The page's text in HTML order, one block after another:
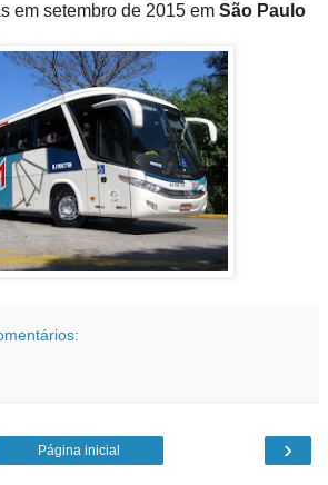
em setembro de 2015 em São Paulo
›
Página inicial